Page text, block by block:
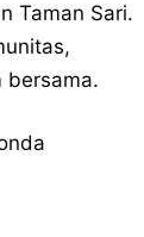
Taman Sari.
bersama.